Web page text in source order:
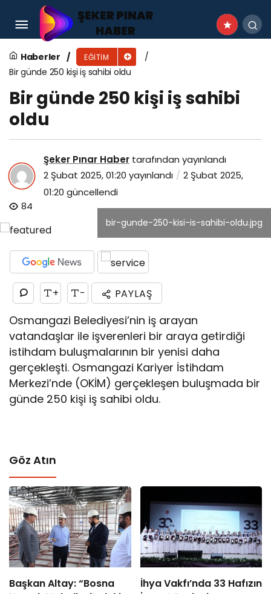
Haberler EĞITIM
Bir günde 250 kişi iş sahibi oldu
Bir günde 250 kişi iş sahibi
oldu
Şeker Pınar Haber tarafından yayınlandı
2 Şubat 2025, 01:20 yayınlandı
2 Şubat 2025,
01:20 güncellendi
84
bir-gunde-250-kisi-is-sahibi-oldu.jpg
+ - PAYLAŞ
Osmangazi Belediyesi’nin iş arayan
vatandaşlar ile işverenleri bir araya getirdiği
istihdam buluşmalarının bir yenisi daha
gerçekleşti. Osmangazi Kariyer İstihdam
Merkezi’nde (OKİM) gerçekleşen buluşmada bir
günde 250 kişi iş sahibi oldu.
Göz Atın
Başkan Altay: “Bosna
İhya Vakfı’nda 33 Hafızın
Gölcüklü Öğrenciler Karne Tatilini Sanatla
Doldurdu